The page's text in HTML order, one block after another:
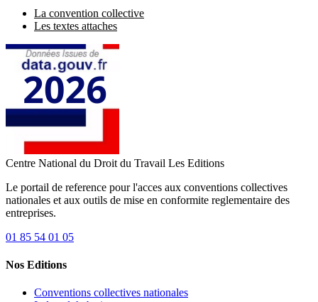
La convention collective
Les textes attaches
Centre National du Droit du Travail Les Editions
Le portail de reference pour l'acces aux conventions collectives
nationales et aux outils de mise en conformite reglementaire des
entreprises.
01 85 54 01 05
Nos Editions
Conventions collectives nationales